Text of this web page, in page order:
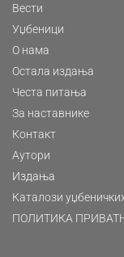
Вести
Уџбеници
О нама
Остала издања
Честа питања
За наставнике
Контакт
Аутори
Издања
Каталози
ПОЛИТИКА